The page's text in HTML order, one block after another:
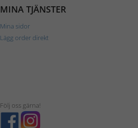
MINA TJÄNSTER
Mina sidor
Lägg order direkt
Följ oss gärna!